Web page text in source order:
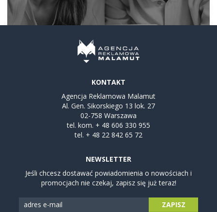
KONTAKT
Agencja Reklamowa Malamut
Al. Gen. Sikorskiego 13 lok. 27
02-758 Warszawa
tel. kom. + 48 606 330 955
tel. + 48 22 842 65 72
NEWSLETTER
Jeśli chcesz dostawać powiadomienia o nowościach i
promocjach nie czekaj, zapisz się już teraz!
ZAPISZ